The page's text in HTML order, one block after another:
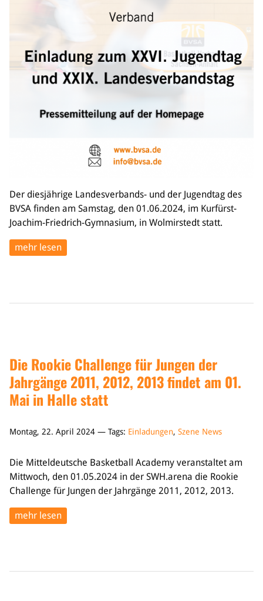
Der diesjährige Landesverbands- und der Jugendtag des
BVSA finden am Samstag, den 01.06.2024, im Kurfürst-
Joachim-Friedrich-Gymnasium, in Wolmirstedt statt.
mehr lesen
Die Rookie Challenge für Jungen der
Jahrgänge 2011, 2012, 2013 findet am 01.
Mai in Halle statt
Montag, 22. April 2024 — Tags: Einladungen, Szene News
Die Mitteldeutsche Basketball Academy veranstaltet am
Mittwoch, den 01.05.2024 in der SWH.arena die Rookie
Challenge für Jungen der Jahrgänge 2011, 2012, 2013.
mehr lesen